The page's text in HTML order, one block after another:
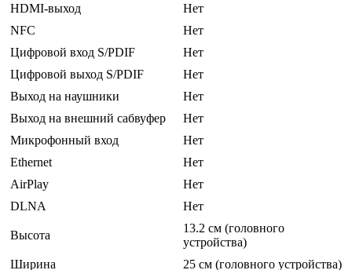
HDMI-выход
Нет
NFC
Нет
Цифровой вход S/PDIF
Нет
Цифровой выход S/PDIF
Нет
Выход на наушники
Нет
Выход на внешний сабвуфер
Нет
Микрофонный вход
Нет
Ethernet
Нет
AirPlay
Нет
DLNA
Нет
Высота
13.2 см (головного
устройства)
Ширина
25 см (головного устройства)